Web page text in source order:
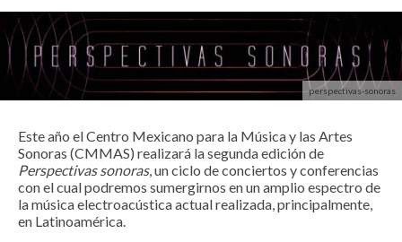
perspectivas-sonoras
Este año el Centro Mexicano para la Música y las Artes
Sonoras (CMMAS) realizará la segunda edición de
Perspectivas sonoras, un ciclo de conciertos y conferencias
con el cual podremos sumergirnos en un amplio espectro de
la música electroacústica actual realizada, principalmente,
en Latinoamérica.